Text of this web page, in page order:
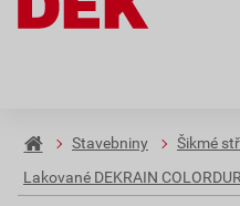
Stavebniny Šikmé
Lakované DEKRAIN COLORDUR